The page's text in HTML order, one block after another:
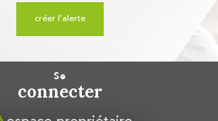
créer l'alerte
se
connecter